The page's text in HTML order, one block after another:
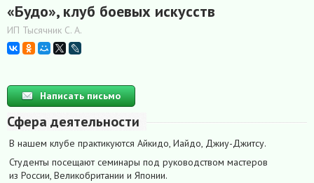
«Будо», клуб боевых искусств
ИП Тысячник С. А.
Написать письмо
Сфера деятельности
В нашем клубе практикуются Айкидо, Иайдо, Джиу-Джитсу.
Студенты посещают семинары под руководством мастеров
из России, Великобритании и Японии.